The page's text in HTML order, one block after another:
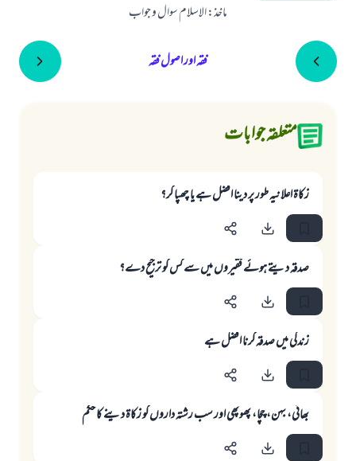
ماخذ:الاسلام سوال و جواب
فقہ اور اصول فقہ
متعلقہ جوابات
زکاۃ اعلانیہ طور پر دینا افضل ہے یا چھپا کر؟
صدقہ دیتے ہوئے فقیروں میں سے کس کو ترجیح دے؟
زندگى ميں صدقہ كرنا افضل ہے
بھائى، بہن، چچا، پھوپھى اور سب رشتہ داروں كو زكاۃ دينے كا حكم